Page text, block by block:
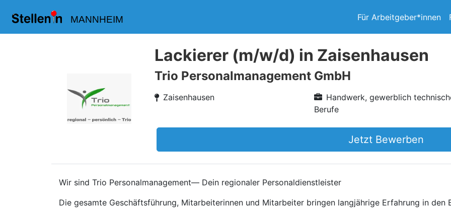
MANNHEIM Für Arbeitgeber*innen
Lackierer (m/w/d) in Zaisenhausen
Trio Personalmanagement GmbH
Zaisenhausen
Handwerk, gewerblich
Berufe
Jetzt Bewerben
Wir sind Trio Personalmanagement— Dein regionaler Personaldienstleister
Die gesamte Geschäftsführung, Mitarbeiterinnen und Mitarbeiter bringen langjährige Erfahrung in den